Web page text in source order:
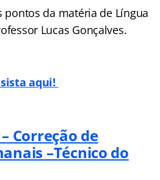
da matéria de Língua
Lucas Gonçalves.
aqui!
Correção de
–Técnico do